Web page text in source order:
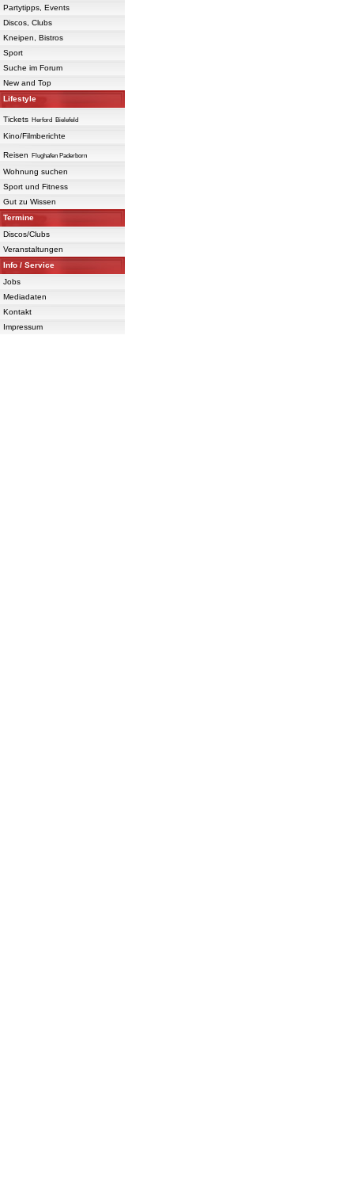
Partytipps, Events
Discos, Clubs
Kneipen, Bistros
Sport
Suche im Forum
New and Top
Lifestyle
Tickets Herford Bielefeld
Kino/Filmberichte
Reisen Flughafen Paderborn
Wohnung suchen
Sport und Fitness
Gut zu Wissen
Termine
Discos/Clubs
Veranstaltungen
Info / Service
Jobs
Mediadaten
Kontakt
Impressum